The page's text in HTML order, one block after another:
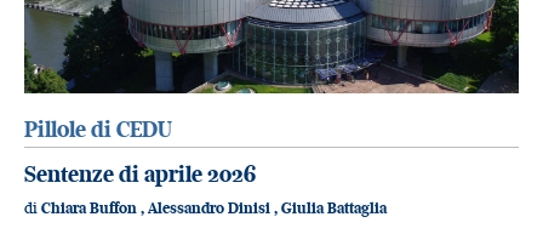
Pillole di CEDU
Sentenze di aprile 2026
di Chiara Buffon , Alessandro Dinisi , Giulia Battaglia